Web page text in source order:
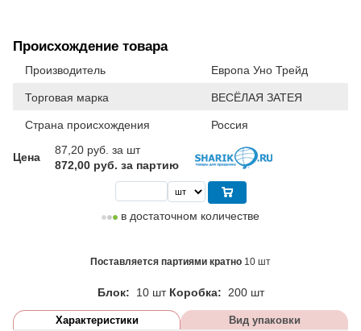
Происхождение товара
Производитель Европа Уно Трейд
Торговая марка ВЕСЁЛАЯ ЗАТЕЯ
Страна происхождения Россия
Цена
87,20 руб. за шт
872,00 руб. за партию
в достаточном количестве
Поставляется партиями кратно 10 шт
Блок: 10 шт Коробка: 200 шт
Характеристики Вид упаковки